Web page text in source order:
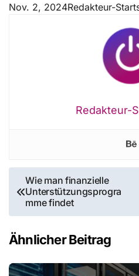
Nov. 2, 2024Redakteur-
Redakteur-
Beitragsnavigation
Wie man finanzielle
Unterstützungsprogra
mme findet
Ähnlicher Beitrag